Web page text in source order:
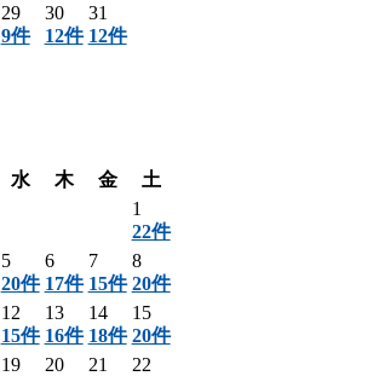
29
9件
30
12件
31
12件
水 木 金
土
1
22件
5
20件
6
17件
7
15件
8
20件
12
15件
13
16件
14
18件
15
20件
19
20
21
22